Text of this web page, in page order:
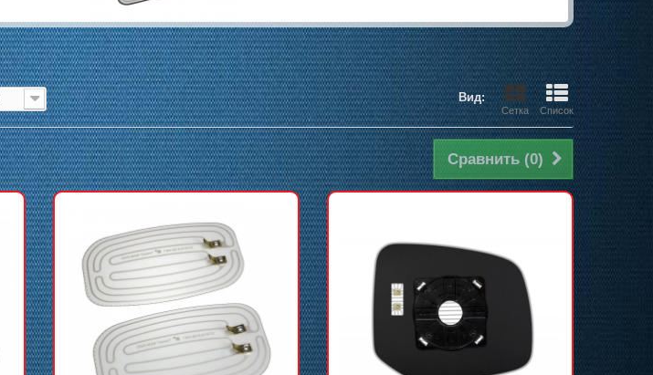
Вид:
Сетка Список
Сравнить (0)